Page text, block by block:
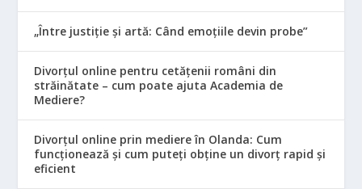
„Între justiție și artă: Când emoțiile devin probe”
Divorțul online pentru cetățenii români din
străinătate – cum poate ajuta Academia de
Mediere?
Divorțul online prin mediere în Olanda: Cum
funcționează și cum puteți obține un divorț rapid și
eficient